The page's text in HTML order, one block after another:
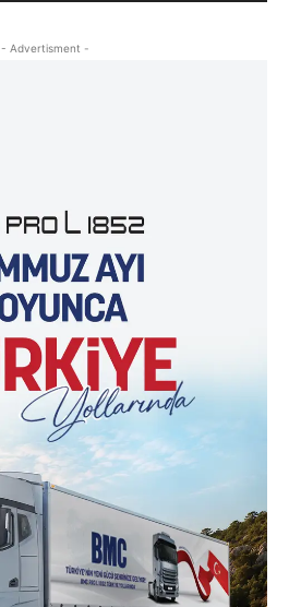
- Advertisment -